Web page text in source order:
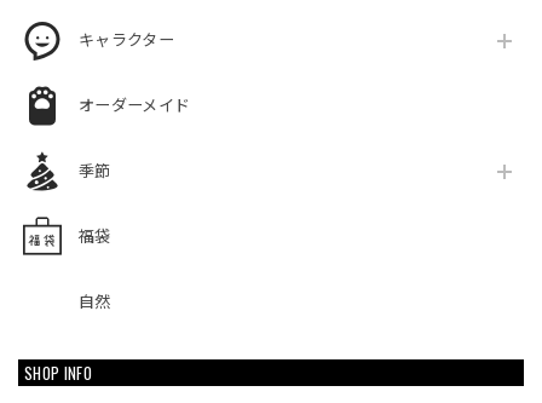
キャラクター
オーダーメイド
季節
福袋
自然
SHOP INFO